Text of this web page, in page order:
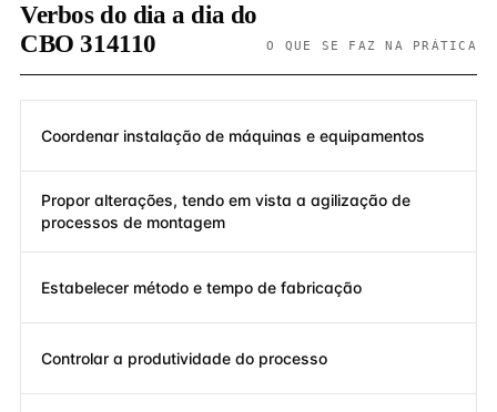
Verbos do dia a dia do
CBO 314110
O QUE SE FAZ NA PRÁTICA
Coordenar instalação de máquinas e equipamentos
Propor alterações, tendo em vista a agilização de
processos de montagem
Estabelecer método e tempo de fabricação
Controlar a produtividade do processo